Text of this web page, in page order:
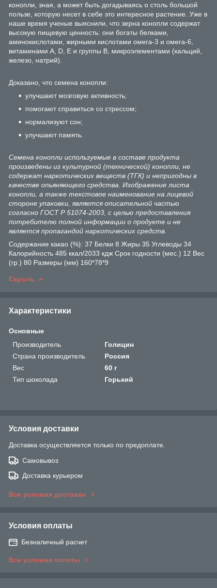
конопли, зная, а может быть догадываясь о столь большой
пользе, которую несет в себе это интересное растение. Уже в
наше время ученые выяснили, что зерна конопли содержат
высокую пищевую ценность: они богаты белками,
аминокислотами, жирными кислотами омега-3 и омега-6,
витаминами А, D, Е и группы В, микроэлементами (кальций,
железо, натрий).
Доказано, что семена конопли:
улучшают мозговую активность;
помогают справиться со стрессом;
нормализуют сон;
улучшают память.
Семена конопли используемые в составе продукта
произведены из культурной (технической) конопли, не
содержат наркотических веществ (ТГК) и непригодны в
качестве опьяняющего средства. Изображение листа
конопли, а также текстовое наименование на лицевой
стороне упаковки, является описательной частью
согласно ГОСТ Р 51074-2003, с целью предоставления
потребителю полной информации о продукте и не
является пропагандой наркотических средств.
Содержание какао (%): 37 Белки 8 Жиры 35 Углеводы 34
Калорийность 485 ккал/2033 кдж Срок годности (мес.) 12 Вес
(гр.) 80 Размеры (мм) 160*78*9
Скрыть
Характеристики
Основные
Производитель
Голицин
Страна производитель
Россия
Вес
60 г
Тип шоколада
Горький
Условия доставки
Доставка осуществляется только по предоплате.
Самовывоз
Доставка курьером
Все условия доставки
Условия оплаты
Безналичный расчет
Все условия оплаты